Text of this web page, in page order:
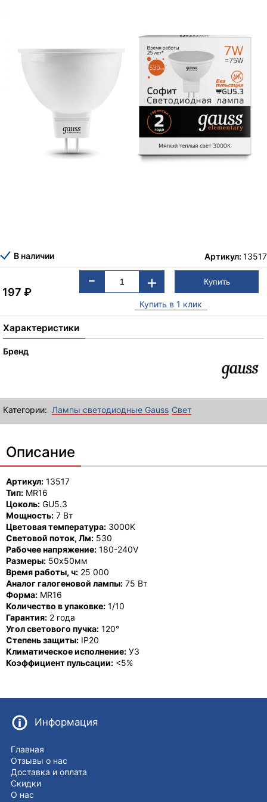
В наличии Артикул: 13517
197₽
- +
Купить в 1 клик
Характеристики
Бренд
Категории: Лампы светодиодные Gauss Свет
Описание
Артикул: 13517
Тип: MR16
Цоколь: GU5.3
Мощность: 7 Вт
Цветовая температура: 3000K
Световой поток, Лм: 530
Рабочее напряжение: 180-240V
Размеры: 50x50мм
Время работы, ч: 25 000
Аналог галогеновой лампы: 75 Вт
Форма: MR16
Количество в упаковке: 1/10
Гарантия: 2 года
Угол светового пучка: 120°
Степень защиты: IP20
Климатическое исполнение: У3
Коэффициент пульсации: <5%
Информация
Главная
Отзывы о нас
Доставка и оплата
Скидки
О нас